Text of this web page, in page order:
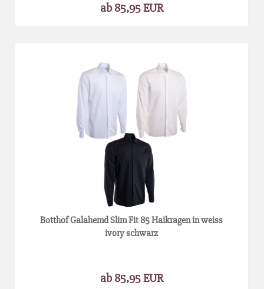
ab 85,95 EUR
Botthof Galahemd Slim Fit 85 Haikragen in weiss
ivory schwarz
ab 85,95 EUR